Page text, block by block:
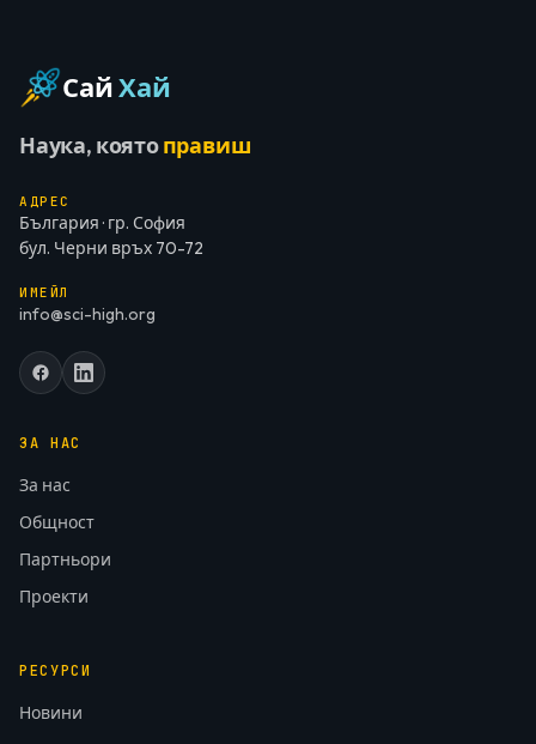
СайХай
Наука, коятоправиш
АДРЕС
България · гр. София
бул. Черни връх 70-72
ИМЕЙЛ
info@sci-high.org
ЗА НАС
За нас
Общност
Партньори
Проекти
РЕСУРСИ
Новини